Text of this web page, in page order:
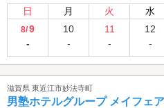
日 月 火 水
8/9
-
10
-
11
-
12
-
滋賀県 東近江市妙法寺町
男塾ホテルグループ メイフェア